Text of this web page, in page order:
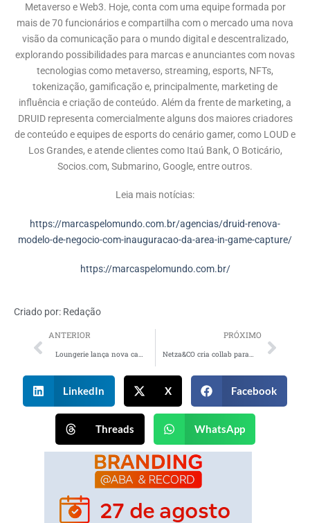
Metaverso e Web3. Hoje, conta com uma equipe formada por
mais de 70 funcionários e compartilha com o mercado uma nova
visão da comunicação para o mundo digital e descentralizado,
explorando possibilidades para marcas e anunciantes com novas
tecnologias como metaverso, streaming, esports, NFTs,
tokenização, gamificação e, principalmente, marketing de
influência e criação de conteúdo. Além da frente de marketing, a
DRUID representa comercialmente alguns dos maiores criadores
de conteúdo e equipes de esports do cenário gamer, como LOUD e
Los Grandes, e atende clientes como Itaú Bank, O Boticário,
Socios.com, Submarino, Google, entre outros.
Leia mais notícias:
https://marcaspelomundo.com.br/agencias/druid-renova-
modelo-de-negocio-com-inauguracao-da-area-in-game-capture/
https://marcaspelomundo.com.br/
Criado por: Redação
ANTERIOR PRÓXIMO
LinkedIn X Facebook
Threads WhatsApp